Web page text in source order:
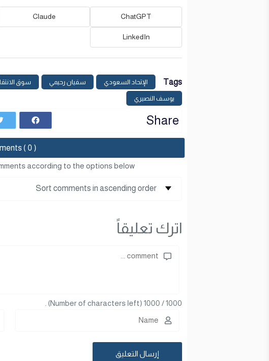
ChatGPT
Claude
LinkedIn
Tags الإتحاد السعودي سفيان رحيمي سوق
يوسف النصيري
Share
( 0 )
according to the options below
اترك تعليقاً
1000
/
1000
(Number of characters left) .